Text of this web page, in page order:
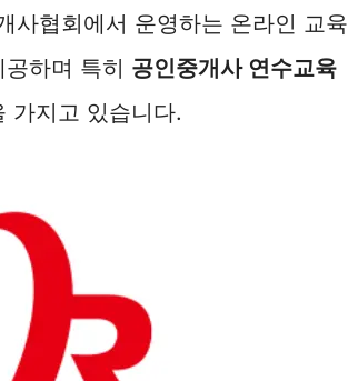
사협회에서 운영하는 온라인 교육
하며 특히 공인중개사 연수교육
가지고 있습니다.